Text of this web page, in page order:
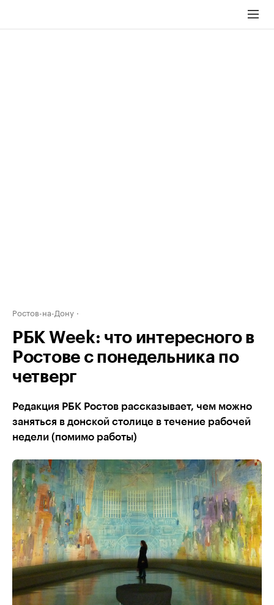
Ростов-на-Дону
РБК Week: что интересного в
Ростове с понедельника по
четверг
Редакция РБК Ростов рассказывает, чем можно
заняться в донской столице в течение рабочей
недели (помимо работы)